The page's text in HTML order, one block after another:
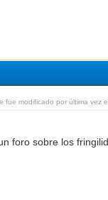
fue modificado por última vez
foro sobre los